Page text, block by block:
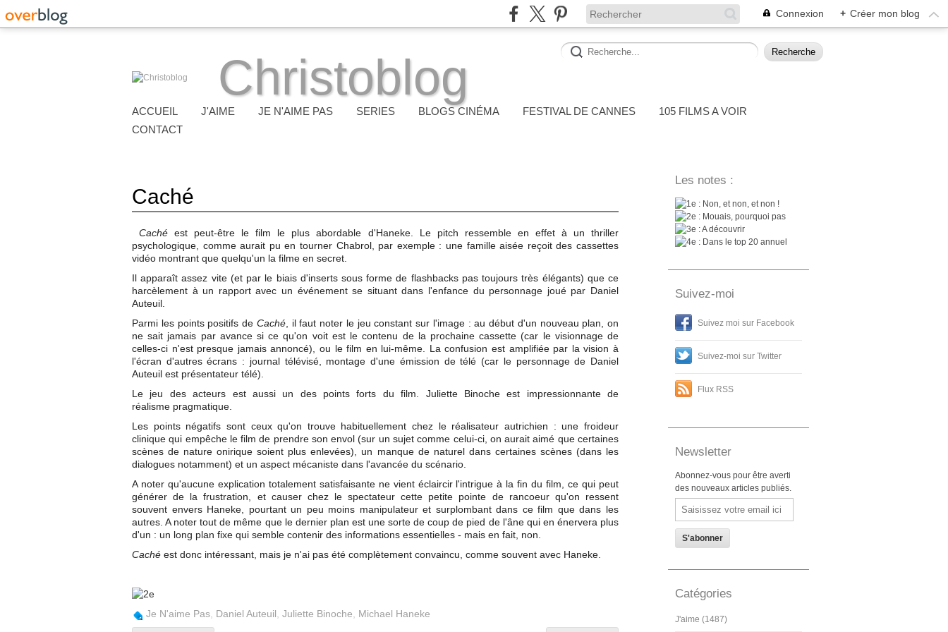
Connexion + Créer mon blog
Christoblog
ACCUEIL J'AIME JE N'AIME PAS SERIES BLOGS CINÉMA FESTIVAL DE CANNES
105 FILMS A VOIR
CONTACT
Caché
Caché est peut-être le film le plus abordable d'Haneke. Le pitch ressemble en effet à un thriller
psychologique, comme aurait pu en tourner Chabrol, par exemple : une famille aisée reçoit des cassettes
vidéo montrant que quelqu'un la filme en secret.
Il apparaît assez vite (et par le biais d'inserts sous forme de flashbacks pas toujours très élégants) que ce
harcèlement à un rapport avec un événement se situant dans l'enfance du personnage joué par Daniel
Auteuil.
Parmi les points positifs de Caché, il faut noter le jeu constant sur l'image : au début d'un nouveau plan, on
ne sait jamais par avance si ce qu'on voit est le contenu de la prochaine cassette (car le visionnage de
celles-ci n'est presque jamais annoncé), ou le film en lui-même. La confusion est amplifiée par la vision à
l'écran d'autres écrans : journal télévisé, montage d'une émission de télé (car le personnage de Daniel
Auteuil est présentateur télé).
Le jeu des acteurs est aussi un des points forts du film. Juliette Binoche est impressionnante de
réalisme pragmatique.
Les points négatifs sont ceux qu'on trouve habituellement chez le réalisateur autrichien : une froideur
clinique qui empêche le film de prendre son envol (sur un sujet comme celui-ci, on aurait aimé que certaines
scènes de nature onirique soient plus enlevées), un manque de naturel dans certaines scènes (dans les
dialogues notamment) et un aspect mécaniste dans l'avancée du scénario.
A noter qu'aucune explication totalement satisfaisante ne vient éclaircir l'intrigue à la fin du film, ce qui peut
générer de la frustration, et causer chez le spectateur cette petite pointe de rancoeur qu'on ressent
souvent envers Haneke, pourtant un peu moins manipulateur et surplombant dans ce film que dans les
autres. A noter tout de même que le dernier plan est une sorte de coup de pied de l'âne qui en énervera plus
d'un : un long plan fixe qui semble contenir des informations essentielles - mais en fait, non.
Caché est donc intéressant, mais je n'ai pas été complètement convaincu, comme souvent avec Haneke.
Je N'aime Pas Daniel Auteuil Juliette Binoche Michael Haneke
Les notes :
: Non, et non, et non !
: Mouais, pourquoi pas
: A découvrir
: Dans le top 20 annuel
Suivez-moi
Suivez moi sur Facebook
Suivez-moi sur Twitter
Flux RSS
Newsletter
Abonnez-vous pour être averti
des nouveaux articles publiés.
Email
Catégories
J'aime (1487)